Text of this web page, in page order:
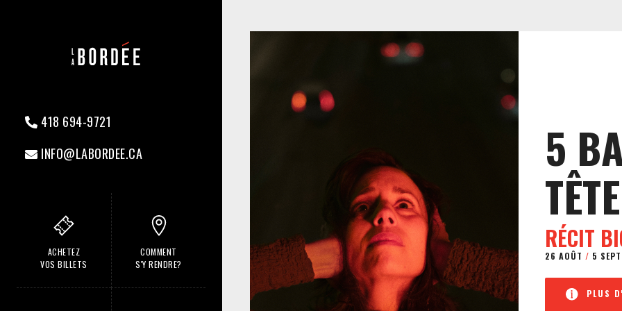
418 694-9721
INFO@LABORDEE.CA
ACHETEZ
VOS BILLETS
COMMENT
S'Y RENDRE?
5
TÊTE
RÉCIT
26 AOÛT / 5
PLUS